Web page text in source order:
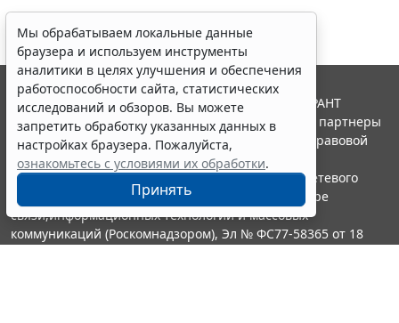
Мы обрабатываем локальные данные
браузера и используем инструменты
аналитики в целях улучшения и обеспечения
работоспособности сайта, статистических
исследований и обзоров. Вы можете
запретить обработку указанных данных в
настройках браузера. Пожалуйста,
ознакомьтесь с условиями их обработки.
Принять
© ООО "НПП "ГАРАНТ-СЕРВИС", 2026. Система ГАРАНТ
выпускается с 1990 года. Компания "Гарант" и ее партнеры
являются участниками Российской ассоциации правовой
информации ГАРАНТ.
Портал ГАРАНТ.РУ зарегистрирован в качестве сетевого
издания Федеральной службой по надзору в сфере
связи,информационных технологий и массовых
коммуникаций (Роскомнадзором), Эл № ФС77-58365 от 18